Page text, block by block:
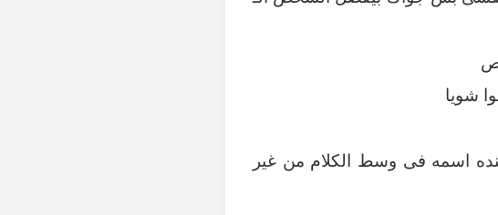
شويا
اسمه فى وسط الكلام من غير